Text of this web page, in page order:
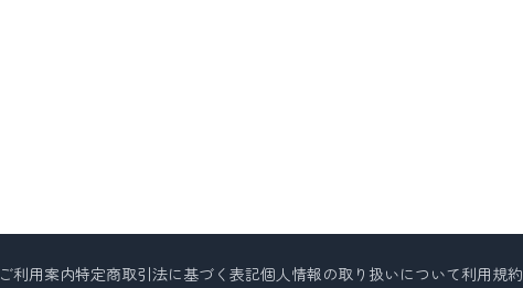
ご利用案内特定商取引法に基づく表記個人情報の取り扱いについて利用規約